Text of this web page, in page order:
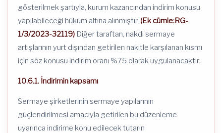
gösterilmek şartıyla, kurum kazancından indirim konusu
yapılabileceği hüküm altına alınmıştır. (Ek cümle:RG-
1/3/2023-32119) Diğer taraftan, nakdi sermaye
artışlarının yurt dışından getirilen nakitle karşılanan kısmı
için söz konusu indirim oranı %75 olarak uygulanacaktır.
10.6.1. İndirimin kapsamı
Sermaye şirketlerinin sermaye yapılarının
güçlendirilmesi amacıyla getirilen bu düzenleme
uyarınca indirime konu edilecek tutarın